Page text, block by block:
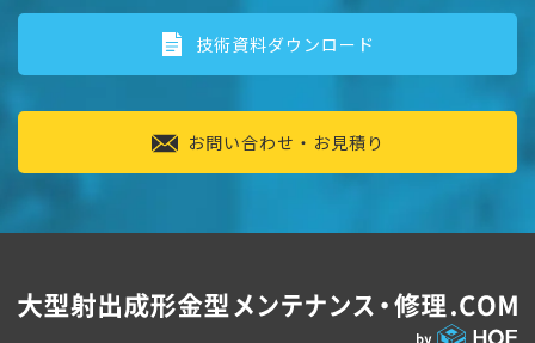
技術資料ダウンロード
お問い合わせ・お見積り